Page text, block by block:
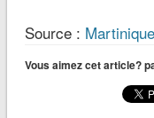
Source :
Vous aimez cet article?